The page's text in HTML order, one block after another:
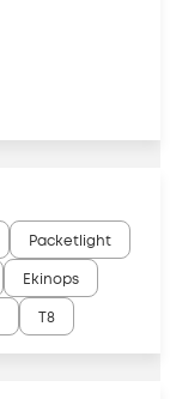
Packetlight
Ekinops
Т8